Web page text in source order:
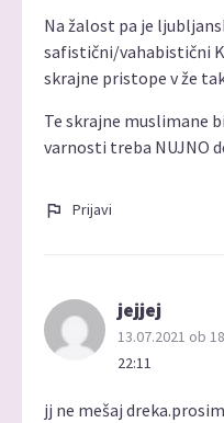
Na žalost pa je
safistični/vahabistični
skrajne pristope v že
Te skrajne muslimane
varnosti treba NUJNO
Prijavi
jejjej
13.07.2021 ob
22:11
jj ne mešaj dreka.prosim